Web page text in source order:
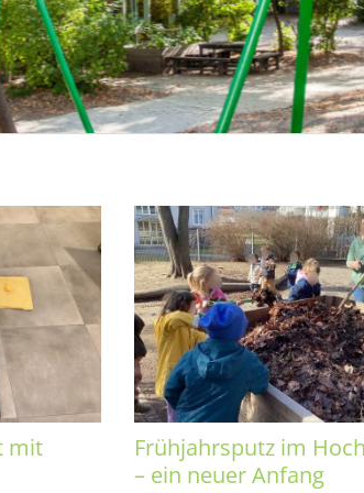
mit
Frühjahrsputz im
– ein neuer Anfang